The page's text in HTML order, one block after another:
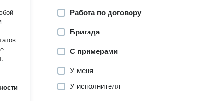
Работа по договору
Бригада
С примерами
У меня
У исполнителя